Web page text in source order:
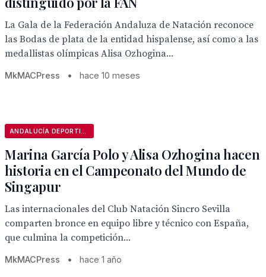
La Gala de la Federación Andaluza de Natación reconoce
las Bodas de plata de la entidad hispalense, así como a las
medallistas olímpicas Alisa Ozhogina...
MkMACPress • hace 10 meses
Marina García Polo y Alisa Ozhogina hacen
historia en el Campeonato del Mundo de
Singapur
Las internacionales del Club Natación Sincro Sevilla
comparten bronce en equipo libre y técnico con España,
que culmina la competición...
MkMACPress • hace 1 año